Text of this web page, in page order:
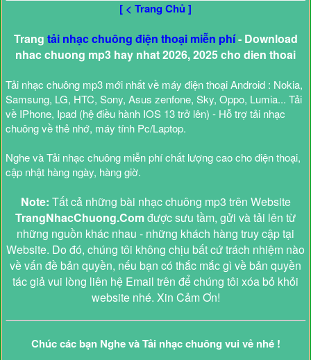
[ < Trang Chủ ]
Trang tải nhạc chuông điện thoại miễn phí- Download
nhac chuong mp3 hay nhat 2026, 2025 cho dien thoai
Tải nhạc chuông mp3 mới nhất về máy điện thoại Android : Nokia,
Samsung, LG, HTC, Sony, Asus zenfone, Sky, Oppo, Lumia... Tải
về IPhone, Ipad (hệ điều hành IOS 13 trở lên) - Hỗ trợ tải nhạc
chuông về thẻ nhớ, máy tính Pc/Laptop.
Nghe và Tải nhạc chuông miễn phí chất lượng cao cho điện thoại,
cập nhật hàng ngày, hàng giờ.
Note: Tất cả những bài nhạc chuông mp3 trên Website
TrangNhacChuong.Comđược sưu tầm, gửi và tải lên từ
những nguồn khác nhau - những khách hàng truy cập tại
Website. Do đó, chúng tôi không chịu bất cứ trách nhiệm nào
về vấn đề bản quyền, nếu bạn có thắc mắc gì về bản quyền
tác giả vui lòng liên hệ Email trên để chúng tôi xóa bỏ khỏi
website nhé. Xin Cảm Ơn!
Chúc các bạn Nghe và Tải nhạc chuông vui vẻ nhé !